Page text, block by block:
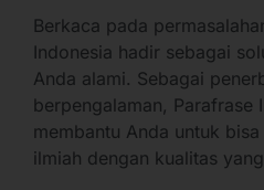
Berkaca pada
Indonesia hadir sebagai
Anda alami. Sebagai
berpengalaman, Parafrase
membantu Anda untuk
ilmiah dengan kualitas